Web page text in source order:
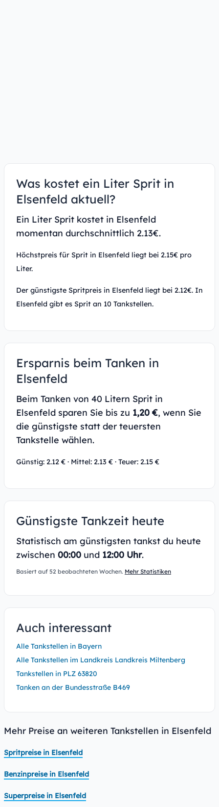
Was kostet ein Liter Sprit in
Elsenfeld aktuell?
Ein Liter Sprit kostet in Elsenfeld
momentan durchschnittlich 2.13€.
Höchstpreis für Sprit in Elsenfeld liegt bei 2.15€ pro
Liter.
Der günstigste Spritpreis in Elsenfeld liegt bei 2.12€. In
Elsenfeld gibt es Sprit an 10 Tankstellen.
Ersparnis beim Tanken in
Elsenfeld
Beim Tanken von 40 Litern Sprit in
Elsenfeld sparen Sie bis zu 1,20 €, wenn Sie
die günstigste statt der teuersten
Tankstelle wählen.
Günstig: 2.12 € · Mittel: 2.13 € · Teuer: 2.15 €
Günstigste Tankzeit heute
Statistisch am günstigsten tankst du heute
zwischen 00:00 und 12:00 Uhr.
Basiert auf 52 beobachteten Wochen. Mehr Statistiken
Auch interessant
Alle Tankstellen in Bayern
Alle Tankstellen im Landkreis Landkreis Miltenberg
Tankstellen in PLZ 63820
Tanken an der Bundesstraße B469
Mehr Preise an weiteren Tankstellen in Elsenfeld
Spritpreise in Elsenfeld
Benzinpreise in Elsenfeld
Superpreise in Elsenfeld